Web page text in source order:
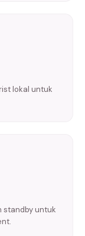
lokal untuk
standby untuk